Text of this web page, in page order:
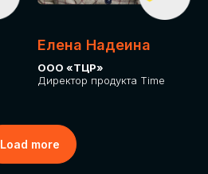
Елена Надеина
ООО «ТЦР»
Директор продукта Time
Load more